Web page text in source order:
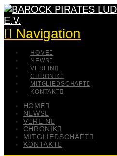
Navigation
HOME
NEWS
VEREIN
CHRONIK
MITGLIEDSCHAFT
KONTAKT
HOME
NEWS
VEREIN
CHRONIK
MITGLIEDSCHAFT
KONTAKT